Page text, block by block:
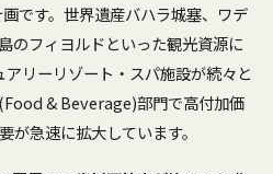
です。世界遺産バハラ城塞、ワデ
のフィヨルドといった観光資源に
リーリゾート・スパ施設が続々と
& Beverage)部門で高付加価
が急速に拡大しています。